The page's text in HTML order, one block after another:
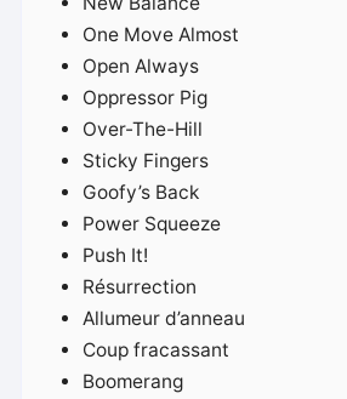
One ​​Move Almost
Open Always
Oppressor Pig
Over-The-Hill
Sticky Fingers
Goofy’s Back
Power Squeeze
Push It!
Résurrection
Allumeur d’anneau
Coup fracassant
Boomerang